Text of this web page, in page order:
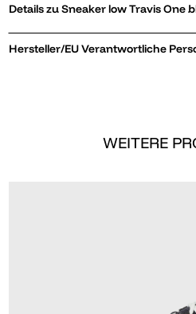
Details zu Sneaker low Travis
Hersteller/EU Verantwortliche
WEITERE